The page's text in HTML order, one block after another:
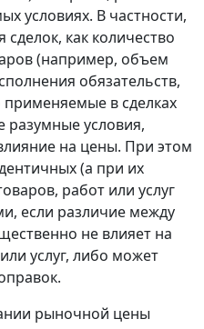
условиях. В частности,
как количество
(например, объем
обязательств,
в сделках
разумные условия,
на цены. При этом
(а при их
работ или услуг
если различие между
не влияет на
услуг, либо может
рыночной цены